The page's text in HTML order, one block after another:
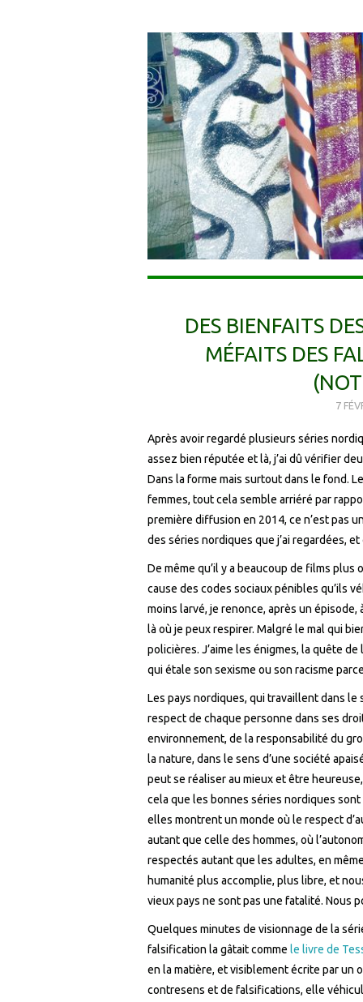
DES BIENFAITS
MÉFAITS DES
7
Après avoir regardé plusieurs séries
assez bien réputée et là, j’ai dû vérifier
Dans la forme mais surtout dans le fond.
femmes, tout cela semble arriéré par
première diffusion en 2014, ce n’est pas
des séries nordiques que j’ai regardées,
De même qu’il y a beaucoup de films plus
cause des codes sociaux pénibles qu’ils
moins larvé, je renonce, après un
là où je peux respirer. Malgré le mal qui
policières. J’aime les énigmes, la quête
qui étale son sexisme ou son racisme
Les pays nordiques, qui travaillent dans
respect de chaque personne dans ses
environnement, de la responsabilité du
la nature, dans le sens d’une société
peut se réaliser au mieux et être
cela que les bonnes séries nordiques
elles montrent un monde où le respect
autant que celle des hommes, où
respectés autant que les adultes, en
humanité plus accomplie, plus libre, et
vieux pays ne sont pas une fatalité. Nous
Quelques minutes de visionnage de la
falsification la gâtait comme le livre de
en la matière, et visiblement écrite par un
contresens et de falsifications, elle